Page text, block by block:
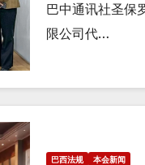
巴中通讯社圣保
限公司代…
巴西法规 本会新闻